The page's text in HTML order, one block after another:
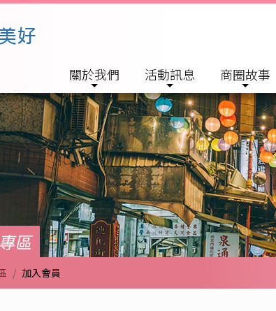
關於我們 活動訊息 商圈故事
生活更美好 會員專區
區
加入會員